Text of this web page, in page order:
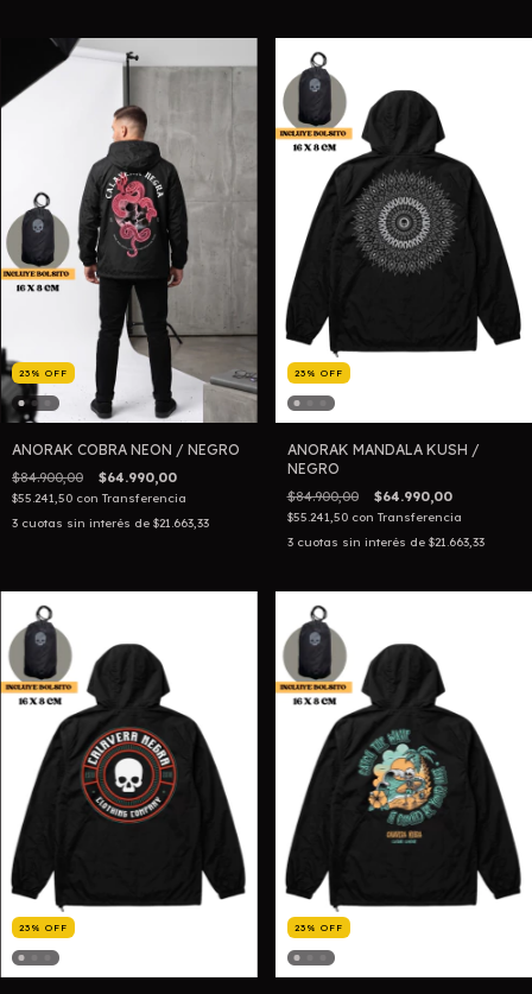
23 % OFF
ANORAK COBRA NEON / NEGRO
$84.900,00 $64.990,00
$55.241,50 con Transferencia
3 cuotas sin interés de $21.663,33
23 % OFF
ANORAK MANDALA KUSH /
NEGRO
$84.900,00 $64.990,00
$55.241,50 con Transferencia
3 cuotas sin interés de $21.663,33
23 % OFF 23 % OFF